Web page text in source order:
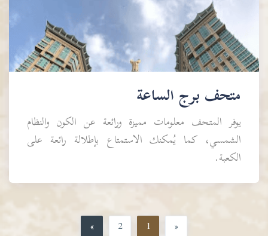
متحف برج الساعة
يوفر المتحف معلومات مميزة ورائعة عن الكون والنظام
الشمسي، كما يُمكنك الاستمتاع بإطلالة رائعة على
الكعبة.
«
1
2
»